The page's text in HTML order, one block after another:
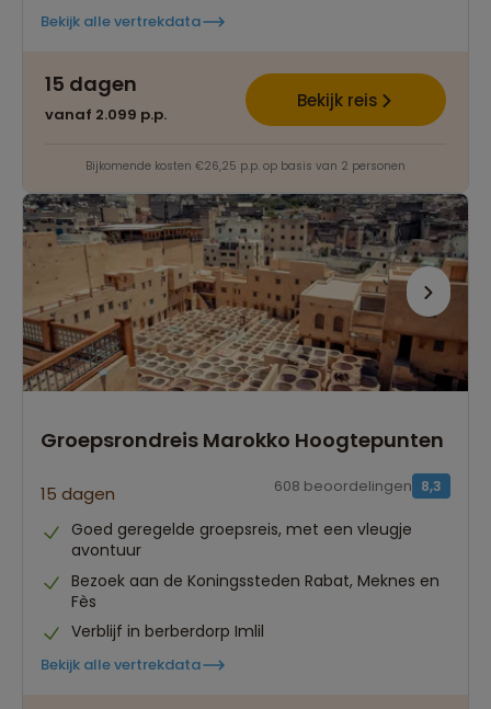
Bekijk alle vertrekdata
15 dagen
vanaf 2.099 p.p.
Bekijk reis
Bijkomende kosten €26,25 p.p. op basis van 2 personen
Groepsrondreis Marokko Hoogtepunten
15 dagen 8,3
608 beoordelingen
Goed geregelde groepsreis, met een vleugje
avontuur
Bezoek aan de Koningssteden Rabat, Meknes en
Fès
Verblijf in berberdorp Imlil
Bekijk alle vertrekdata